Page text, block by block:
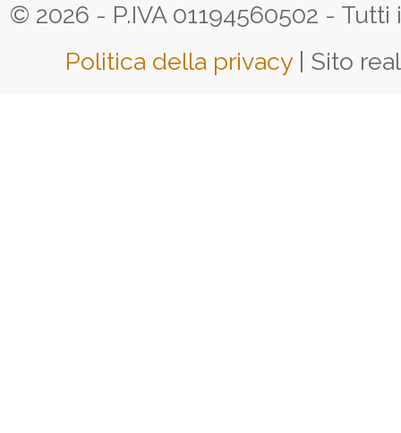
© 2026 - P.IVA 01194560502 -
Politica della privacy | Sito